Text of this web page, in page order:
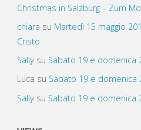
Christmas in Salzburg – Zum
chiara su Martedì 15 maggio
Cristo
Sallysu Sabato 19 e domenica
Luca su Sabato 19 e domenica
Sallysu Sabato 19 e domenica